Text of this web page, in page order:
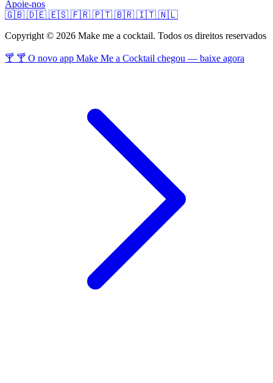
Apoie-nos
🇬🇧 🇩🇪 🇪🇸 🇫🇷 🇵🇹 🇧🇷 🇮🇹 🇳🇱
Copyright © 2026 Make me a cocktail. Todos os direitos reservados
🍸 🍸 O novo app Make Me a Cocktail chegou — baixe agora